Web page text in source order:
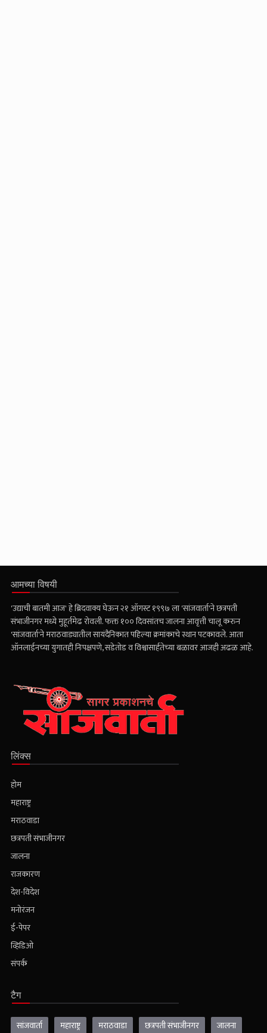
आमच्या विषयी
'उद्याची बातमी आज' हे ब्रिदवाक्य घेऊन २१ ऑगस्ट १९९७ ला 'सांजवार्ता'ने छत्रपती
संभाजीनगर मध्ये मुहूर्तमेढ रोवली. फक्त १०० दिवसांतच जालना आवृत्ती चालू करुन
'सांजवार्ता'ने मराठवाड्यातील सायंदैनिकात पहिल्या क्रमांकाचे स्थान पटकावले. आता
ऑनलाईनच्या युगातही निःपक्षपणे, सडेतोड व विश्वासार्हतेच्या बळावर आजही अढळ आहे.
लिंक्स
होम
महाराष्ट्र
मराठवाडा
छत्रपती संभाजीनगर
जालना
राजकारण
देश-विदेश
मनोरंजन
ई-पेपर
व्हिडिओ
संपर्क
टैग
सांजवार्ता महाराष्ट्र मराठवाडा छत्रपती संभाजीनगर जालना